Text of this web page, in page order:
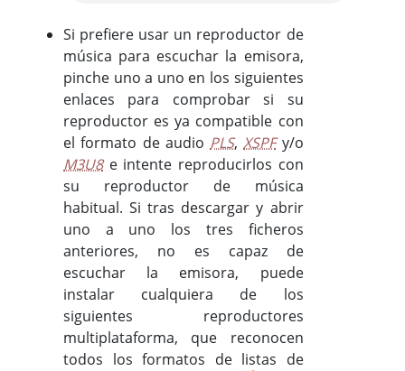
Si prefiere usar un reproductor de
música para escuchar la emisora,
pinche uno a uno en los siguientes
enlaces para comprobar si su
reproductor es ya compatible con
el formato de audio PLS,XSPFy/o
M3U8e intente reproducirlos con
su reproductor de música
habitual. Si tras descargar y abrir
uno a uno los tres ficheros
anteriores, no es capaz de
escuchar la emisora, puede
instalar cualquiera de los
siguientes reproductores
multiplataforma, que reconocen
todos los formatos de listas de